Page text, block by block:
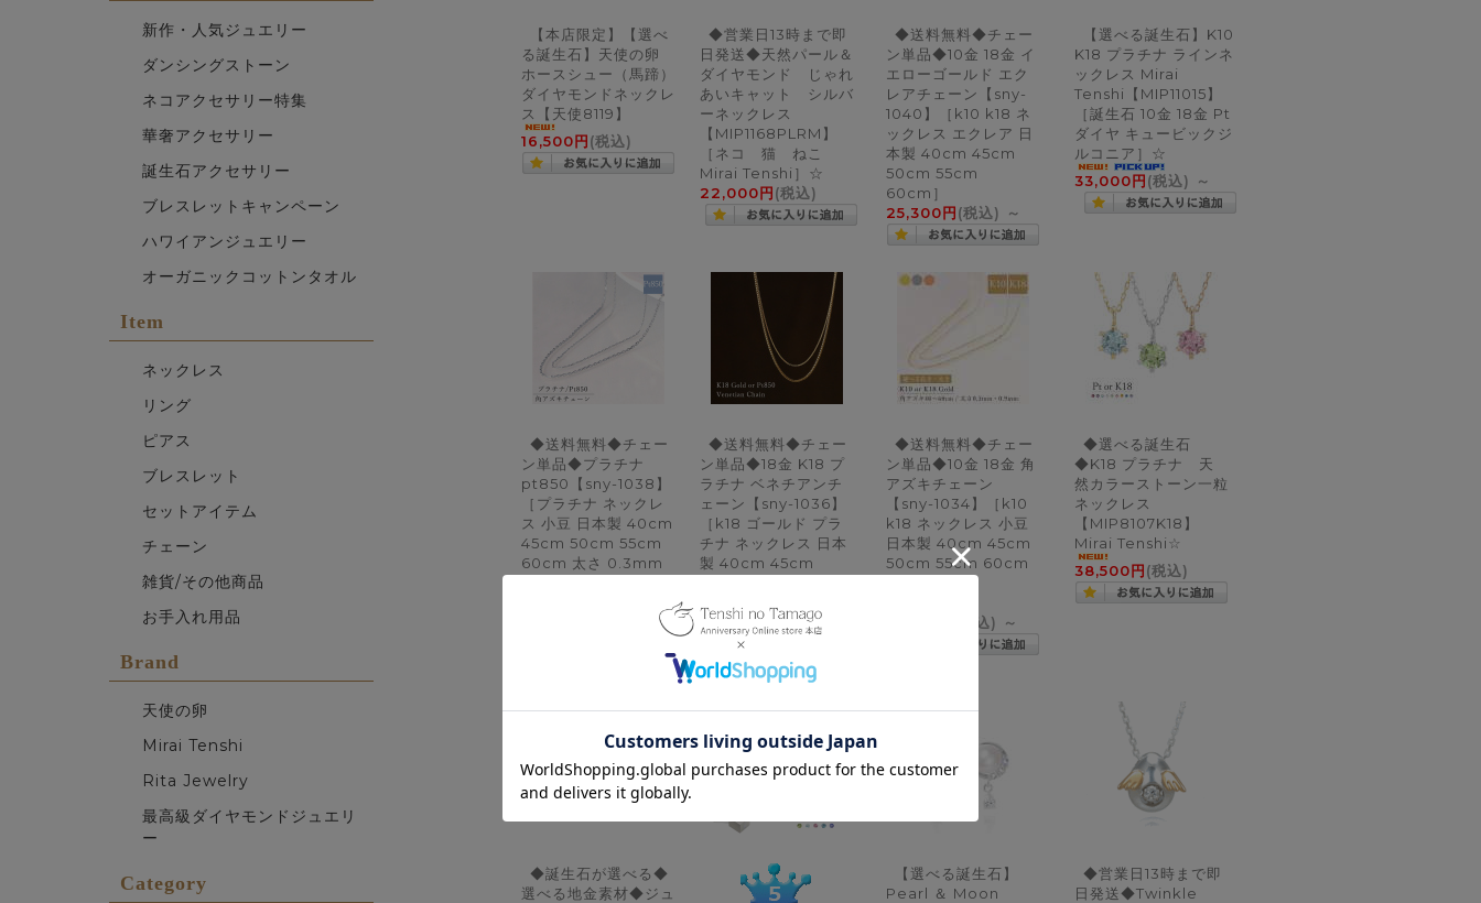
新作・人気ジュエリー
ダンシングストーン
ネコアクセサリー特集
華奢アクセサリー
誕生石アクセサリー
ブレスレットキャンペーン
ハワイアンジュエリー
オーガニックコットンタオル
Item
ネックレス
リング
ピアス
ブレスレット
セットアイテム
チェーン
雑貨/その他商品
お手入れ用品
Brand
天使の卵
Mirai Tenshi
Rita Jewelry
最高級ダイヤモンドジュエリ
ー
Category
【本店限定】【選べ
る誕生石】天使の卵
ホースシュー（馬蹄）
ダイヤモンドネックレ
ス【天使8119】
16,500円(税込)
◆営業日13時まで即
日発送◆天然パール＆
ダイヤモンド じゃれ
あいキャット シルバ
ーネックレス
【MIP1168PLRM】
［ネコ 猫 ねこ
Mirai Tenshi］☆
22,000円(税込)
◆送料無料◆チェー
ン単品◆10金 18金 イ
エローゴールド エク
レアチェーン【sny-
1040】［k10 k18 ネ
ックレス エクレア 日
本製 40cm 45cm
50cm 55cm
60cm］
25,300円(税込) ～
【選べる誕生石】K10
K18 プラチナ ラインネ
ックレス Mirai
Tenshi【MIP11015】
［誕生石 10金 18金 Pt
ダイヤ キュービックジ
ルコニア］☆
33,000円(税込) ～
◆送料無料◆チェー
ン単品◆プラチナ
pt850【sny-1038】
［プラチナ ネックレ
ス 小豆 日本製 40cm
45cm 50cm 55cm
60cm 太さ 0.3mm
◆送料無料◆チェー
ン単品◆18金 K18 プ
ラチナ ベネチアンチ
ェーン【sny-1036】
［k18 ゴールド プラ
チナ ネックレス 日本
製 40cm 45cm
0.8mm 1.0mm］
44,000円
◆送料無料◆チェー
ン単品◆10金 18金 角
アズキチェーン
【sny-1034】［k10
k18 ネックレス 小豆
日本製 40cm 45cm
50cm 55cm 60cm
(税込) ～
◆選べる誕生石
◆K18 プラチナ 天
然カラーストーン一粒
ネックレス
【MIP8107K18】
Mirai Tenshi☆
38,500円(税込)
◆誕生石が選べる◆
選べる地金素材◆ジュ
【選べる誕生石】
Pearl ＆ Moon
◆営業日13時まで即
日発送◆Twinkle